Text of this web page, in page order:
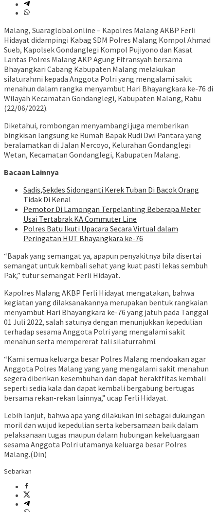
Malang, Suaraglobal.online – Kapolres Malang AKBP Ferli
Hidayat didampingi Kabag SDM Polres Malang Kompol Ahmad
Sueb, Kapolsek Gondanglegi Kompol Pujiyono dan Kasat
Lantas Polres Malang AKP Agung Fitransyah bersama
Bhayangkari Cabang Kabupaten Malang melakukan
silaturahmi kepada Anggota Polri yang mengalami sakit
menahun dalam rangka menyambut Hari Bhayangkara ke-76 di
Wilayah Kecamatan Gondanglegi, Kabupaten Malang, Rabu
(22/06/2022).
Diketahui, rombongan menyambangi juga memberikan
bingkisan langsung ke Rumah Bapak Rudi Dwi Pantara yang
beralamatkan di Jalan Mercoyo, Kelurahan Gondanglegi
Wetan, Kecamatan Gondanglegi, Kabupaten Malang.
Bacaan Lainnya
Sadis,Sekdes Sidonganti Kerek Tuban Di Bacok Orang
Tidak Di Kenal
Pemotor Di Lamongan Terpelanting Beberapa Meter
Usai Tertabrak KA Commuter Line
Polres Batu Ikuti Upacara Secara Virtual dalam
Peringatan HUT Bhayangkara ke-76
“Bapak yang semangat ya, apapun penyakitnya bila disertai
semangat untuk kembali sehat yang kuat pasti lekas sembuh
Pak,” tutur semangat Ferli Hidayat.
Kapolres Malang AKBP Ferli Hidayat mengatakan, bahwa
kegiatan yang dilaksanakannya merupakan bentuk rangkaian
menyambut Hari Bhayangkara ke-76 yang jatuh pada Tanggal
01 Juli 2022, salah satunya dengan menunjukkan kepedulian
terhadap sesama Anggota Polri yang mengalami sakit
menahun serta mempererat tali silaturrahmi.
“Kami semua keluarga besar Polres Malang mendoakan agar
Anggota Polres Malang yang yang mengalami sakit menahun
segera diberikan kesembuhan dan dapat beraktfitas kembali
seperti sedia kala dan dapat kembali bergabung bertugas
bersama rekan-rekan lainnya,” ucap Ferli Hidayat.
Lebih lanjut, bahwa apa yang dilakukan ini sebagai dukungan
moril dan wujud kepedulian serta kebersamaan baik dalam
pelaksanaan tugas maupun dalam hubungan kekeluargaan
sesama Anggota Polri utamanya keluarga besar Polres
Malang.(Din)
Sebarkan